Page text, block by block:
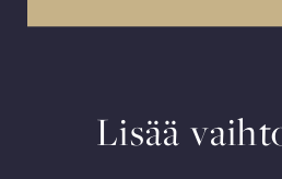
Lisää